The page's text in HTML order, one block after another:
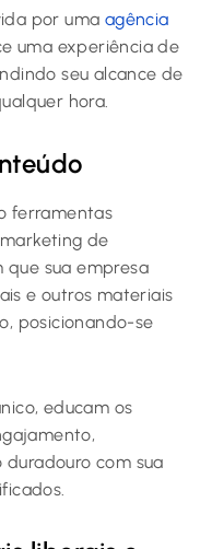
por uma agência
uma experiência de
seu alcance de
hora.
ferramentas
de
que sua empresa
e outros materiais
posicionando-se
educam os
com sua